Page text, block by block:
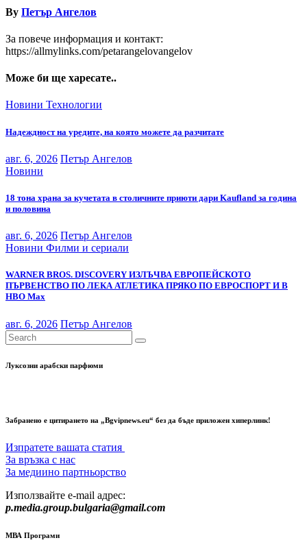
By Петър Ангелов
За повече информация и контакт:
https://allmylinks.com/petarangelovangelov
Може би ще харесате..
Новини Технологии
Надеждност на уредите, на която можете да разчитате
авг. 6, 2026 Петър Ангелов
Новини
18 тона храна за кучетата в столичните приюти дари Kaufland за година
и половина
авг. 6, 2026 Петър Ангелов
Новини Филми и сериали
WARNER BROS. DISCOVERY ИЗЛЪЧВА ЕВРОПЕЙСКОТО
ПЪРВЕНСТВО ПО ЛЕКА АТЛЕТИКА ПРЯКО ПО ЕВРОСПОРТ И В
НВО Мах
авг. 6, 2026 Петър Ангелов
Луксозни арабски парфюми
Забранено е цитирането на „Bgvipnews.eu“ без да бъде приложен хиперлинк!
Изпратете вашата статия
За връзка с нас
За медиино партньорство
Използвайте e-mail адрес:
p.media.group.bulgaria@gmail.com
МВА Програми